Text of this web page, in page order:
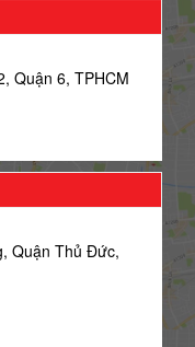
Quận 6, TPHCM
Quận Thủ Đức,